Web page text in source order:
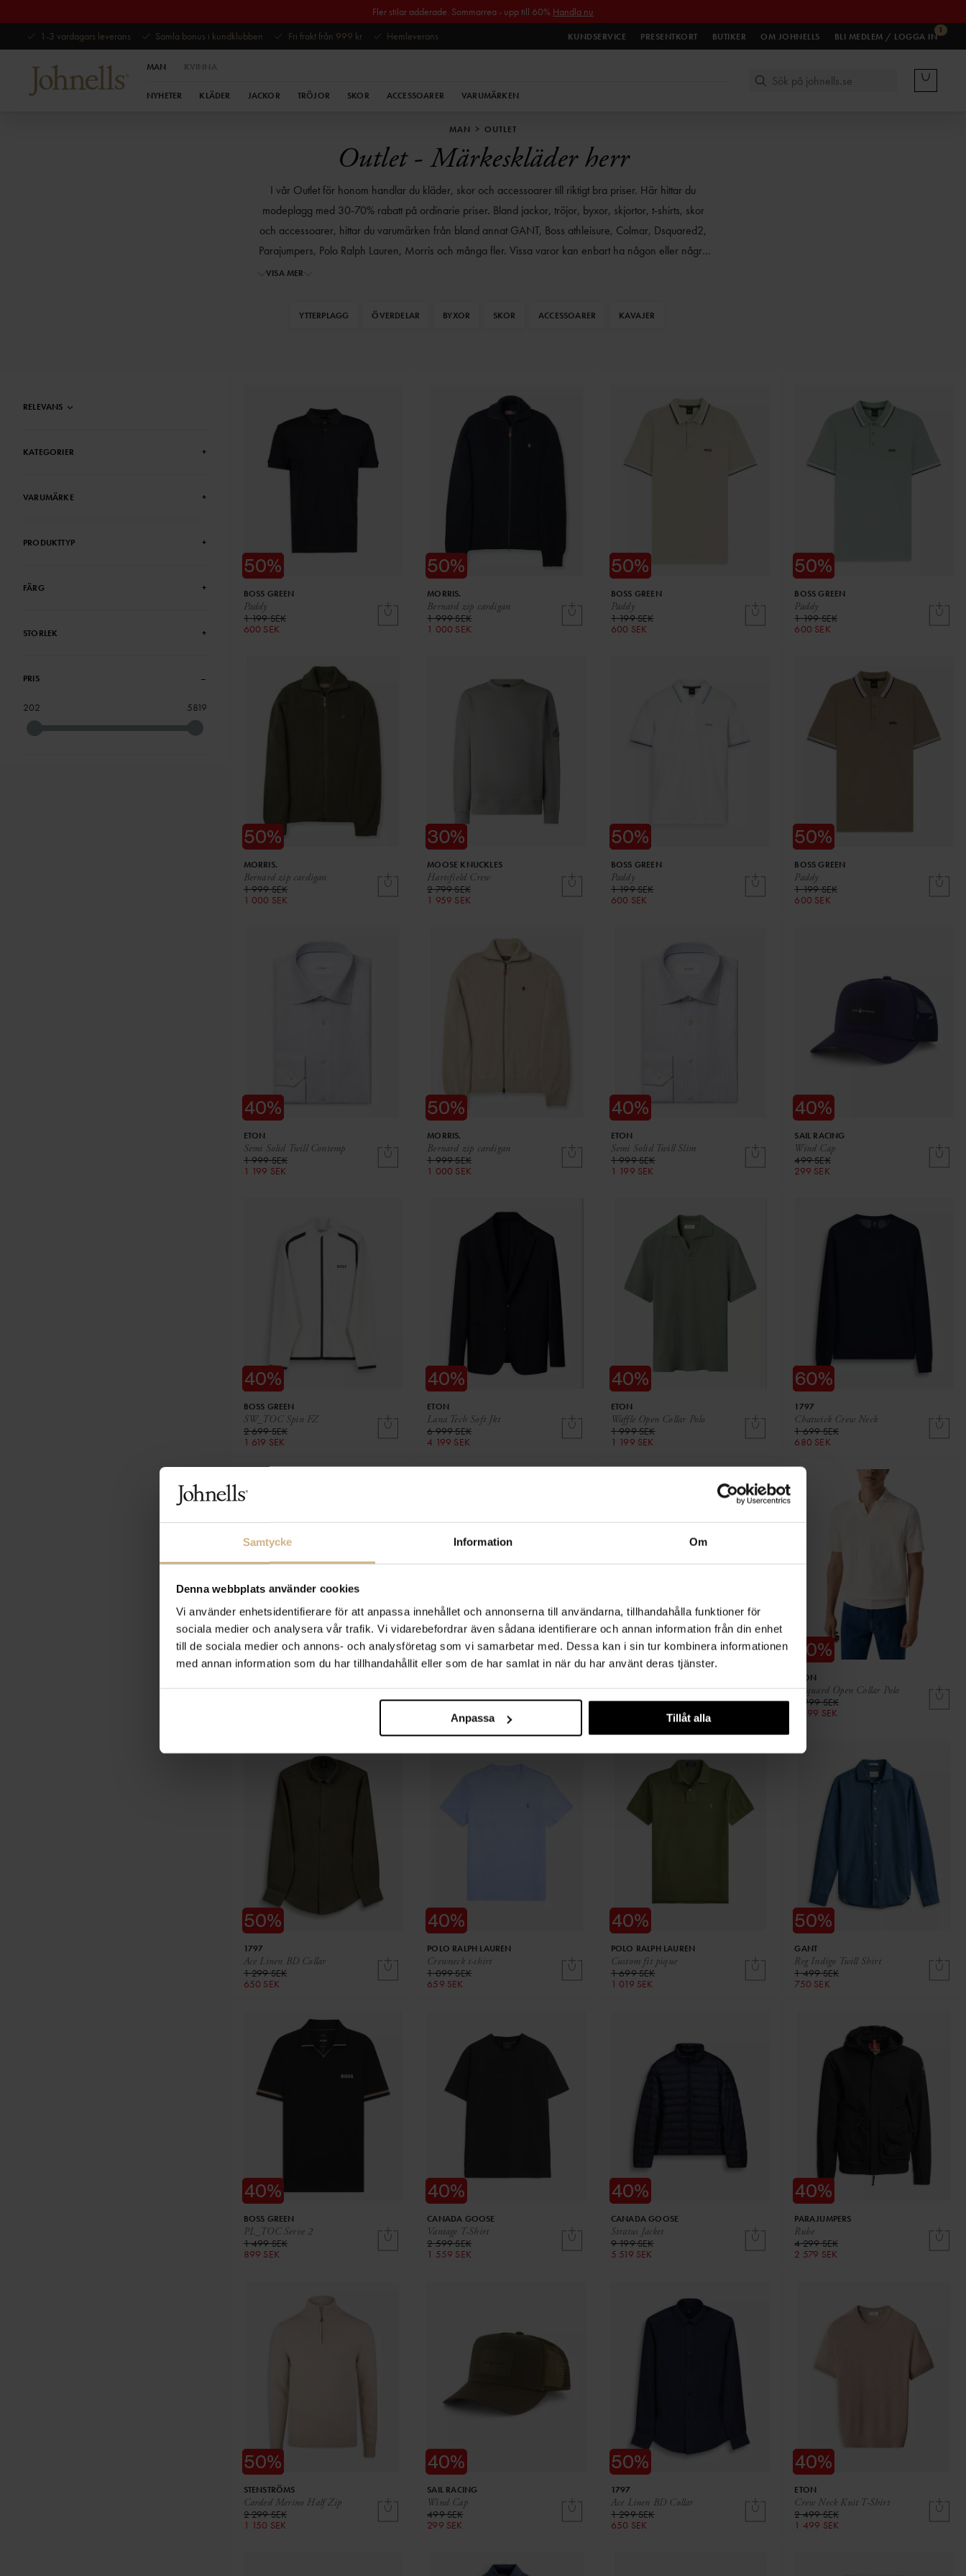
Samtycke Information Om
Denna webbplats använder cookies
Vi använder enhetsidentifierare för att anpassa innehållet och annonserna till användarna, tillhandahålla funktioner för
sociala medier och analysera vår trafik. Vi vidarebefordrar även sådana identifierare och annan information från din enhet
till de sociala medier och annons- och analysföretag som vi samarbetar med. Dessa kan i sin tur kombinera informationen
med annan information som du har tillhandahållit eller som de har samlat in när du har använt deras tjänster.
Anpassa Tillåt alla
Fler stilar adderade. Sommarrea - upp till 60% Handla nu
1-3 vardagars leverans
Samla bonus i kundklubben Fri frakt från 999 kr Hemleverans KUNDSERVICE PRESENTKORT BUTIKER OM JOHNELLS
1
BLI MEDLEM / LOGGA IN
MAN KVINNA
NYHETER KLÄDER JACKOR TRÖJOR SKOR ACCESSOARER VARUMÄRKEN
MAN OUTLET
Outlet - Märkeskläder herr
I vår Outlet för honom handlar du kläder, skor och accessoarer till riktigt bra priser. Här hittar du
modeplagg med 30-70% rabatt på ordinarie priser. Bland jackor, tröjor, byxor, skjortor, t-shirts, skor
och accessoarer, hittar du varumärken från bland annat GANT, Boss athleisure, Colmar, Dsquared2,
Parajumpers, Polo Ralph Lauren, Morris och många fler. Vissa varor kan enbart ha någon eller några
storlekar kvar och därför gäller det att vara snabb om du hittar något du gillar. Handla exklusivt mode
priser * Exklusiva varumärken * Snabba leveranser
VISA MER
YTTERPLAGG ÖVERDELAR BYXOR SKOR ACCESSOARER KAVAJER
RELEVANS
KATEGORIER +
VARUMÄRKE +
PRODUKTTYP +
FÄRG +
STORLEK +
PRIS –
202 5819
Paddy
BOSS GREEN
1 199 SEK
600 SEK
Bernard zip cardigan
MORRIS.
1 999 SEK
1 000 SEK
Paddy
BOSS GREEN
1 199 SEK
600 SEK
Paddy
BOSS GREEN
1 199 SEK
600 SEK
Bernard zip cardigan
MORRIS.
1 999 SEK
1 000 SEK
Hartsfield Crew
MOOSE KNUCKLES
2 799 SEK
1 959 SEK
Paddy
BOSS GREEN
1 199 SEK
600 SEK
Paddy
BOSS GREEN
1 199 SEK
600 SEK
Semi Solid Twill Contemp
ETON
1 999 SEK
1 199 SEK
Bernard zip cardigan
MORRIS.
1 999 SEK
1 000 SEK
Semi Solid Twill Slim
ETON
1 999 SEK
1 199 SEK
Wind Cap
SAIL RACING
499 SEK
299 SEK
SW_TOC Spin FZ
BOSS GREEN
2 699 SEK
1 619 SEK
Lana Tech Soft Jkt
ETON
6 999 SEK
4 199 SEK
Waffle Open Collar Polo
ETON
1 999 SEK
1 199 SEK
Chatwick Crew Neck
1797
1 699 SEK
680 SEK
Wind Pigment Tee Semi Solid Effect Slim
1 699 SEK
1 019 SEK
Chatwick Crew Neck
1 699 SEK
Jacquard Open Collar Polo
ETON
1 999 SEK
1 199 SEK
Ace Linen BD Collar
1797
1 299 SEK
650 SEK
Crewneck t-shirt
POLO RALPH LAUREN
1 099 SEK
659 SEK
Custom fit pique
POLO RALPH LAUREN
1 699 SEK
1 019 SEK
Reg Indigo Twill Shirt
GANT
1 499 SEK
750 SEK
PL_TOC Serve 2
BOSS GREEN
1 499 SEK
899 SEK
Vantage T-Shirt
CANADA GOOSE
2 599 SEK
1 559 SEK
Stratus Jacket
CANADA GOOSE
9 199 SEK
5 519 SEK
Rube
PARAJUMPERS
4 299 SEK
2 579 SEK
Carded Merino Half Zip
STENSTRÖMS
2 299 SEK
1 150 SEK
Wind Cap
SAIL RACING
499 SEK
299 SEK
Ace Linen BD Collar
1797
1 299 SEK
650 SEK
Crew Neck Knit T-Shirt
ETON
2 499 SEK
1 499 SEK